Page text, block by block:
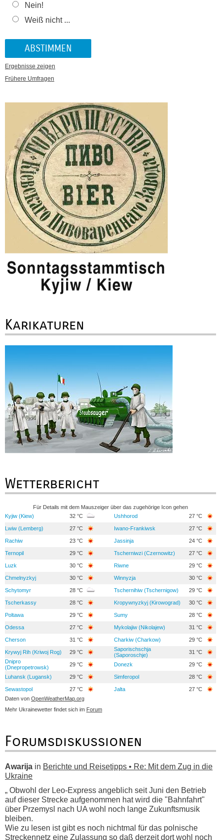
Nein!
Weiß nicht ...
Ergebnisse zeigen
Frühere Umfragen
Karikaturen
Wetterbericht
Für Details mit dem Mauszeiger über das zugehörige Icon gehen
Kyjiw (Kiew)
32 °C Ushhorod 27 °C
Lwiw (Lemberg) 27 °C Iwano-Frankiwsk 27 °C
Rachiw 23 °C Jassinja 24 °C
Ternopil 29 °C Tscherniwzi (Czernowitz) 27 °C
Luzk 30 °C Riwne 29 °C
Chmelnyzkyj 30 °C Winnyzja 30 °C
Schytomyr 28 °C Tschernihiw (Tschernigow) 29 °C
Tscherkassy 28 °C Kropywnyzkyj (Kirowograd) 30 °C
Poltawa 29 °C Sumy 28 °C
Odessa 27 °C Mykolajiw (Nikolajew) 31 °C
Cherson 31 °C Charkiw (Charkow) 29 °C
Krywyj Rih (Kriwoj Rog) 29 °C
Saporischschja
(Saporoschje)
31 °C
Dnipro
(Dnepropetrowsk)
29 °C Donezk 29 °C
Luhansk (Lugansk) 29 °C Simferopol 28 °C
Sewastopol 27 °C Jalta
27 °C
Daten von OpenWeatherMap.org
Mehr Ukrainewetter findet sich im Forum
Forumsdiskussionen
Awarija in Berichte und Reisetipps • Re: Mit dem Zug in die
Ukraine
„ Obwohl der Leo-Express angeblich seit Juni den Betrieb
auf dieser Strecke aufgenommen hat wird die "Bahnfahrt"
über Przemysl nach UA wohl noch lange Zukunftsmusik
bleiben.
Wie zu lesen ist gibt es noch nichtmal für das polnische
Streckennetz eine Zulassung so daß derzeit dort wohl noch